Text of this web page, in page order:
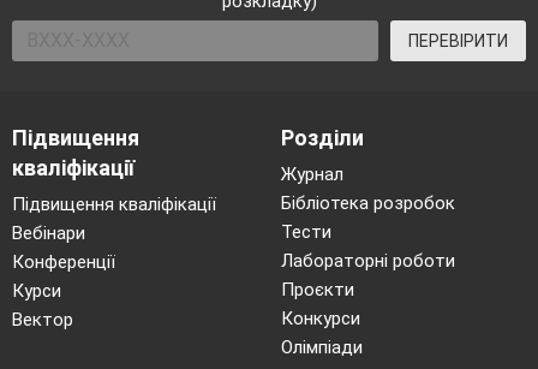
ПЕРЕВІРИТИ
Підвищення
кваліфікації
Підвищення кваліфікації
Вебінари
Конференції
Курси
Вектор
Розділи
Журнал
Бібліотека розробок
Тести
Лабораторні роботи
Проєкти
Конкурси
Олімпіади